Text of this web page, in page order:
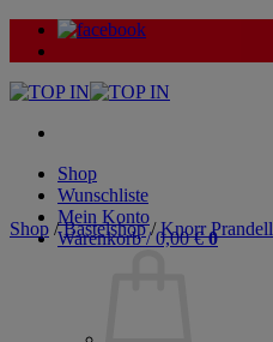
Zum
Inhalt
Shop
Wunschliste
Mein Konto
Warenkorb /0,00€ 0
Shop / Bastelshop / Knorr Prandell